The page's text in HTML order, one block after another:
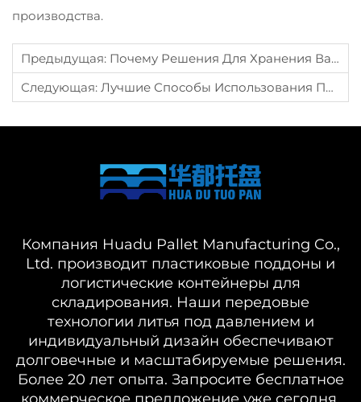
производства.
Предыдущая: Почему Решения Для Хранения Важны Для Эффективного Складирования
Следующая: Лучшие Способы Использования Пластиковых Ящиков Для Хранения На Складах
Компания Huadu Pallet Manufacturing Co.,
Ltd. производит пластиковые поддоны и
логистические контейнеры для
складирования. Наши передовые
технологии литья под давлением и
индивидуальный дизайн обеспечивают
долговечные и масштабируемые решения.
Более 20 лет опыта. Запросите бесплатное